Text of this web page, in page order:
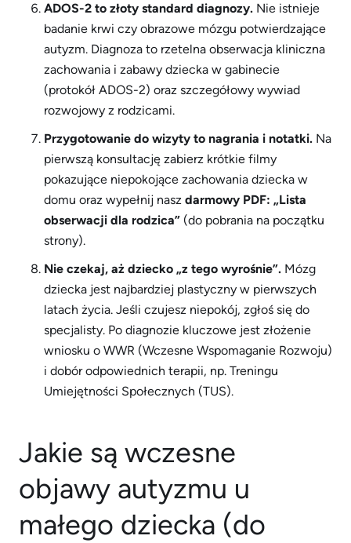
ADOS-2 to złoty standard diagnozy. Nie istnieje
badanie krwi czy obrazowe mózgu potwierdzające
autyzm. Diagnoza to rzetelna obserwacja kliniczna
zachowania i zabawy dziecka w gabinecie
(protokół ADOS-2) oraz szczegółowy wywiad
rozwojowy z rodzicami.
Przygotowanie do wizyty to nagrania i notatki. Na
pierwszą konsultację zabierz krótkie filmy
pokazujące niepokojące zachowania dziecka w
domu oraz wypełnij nasz darmowy PDF: „Lista
obserwacji dla rodzica” (do pobrania na początku
strony).
Nie czekaj, aż dziecko „z tego wyrośnie”. Mózg
dziecka jest najbardziej plastyczny w pierwszych
latach życia. Jeśli czujesz niepokój, zgłoś się do
specjalisty. Po diagnozie kluczowe jest złożenie
wniosku o WWR (Wczesne Wspomaganie Rozwoju)
i dobór odpowiednich terapii, np. Treningu
Umiejętności Społecznych (TUS).
Jakie są wczesne
objawy autyzmu u
małego dziecka (do